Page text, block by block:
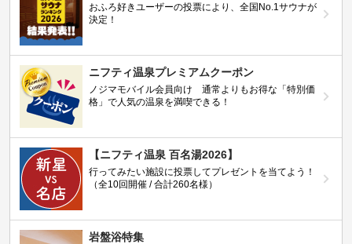
おふろ好きユーザーの投票により、全国No.1サウナが
決定！
ニフティ温泉プレミアムクーポン
ノジマモバイル会員向け 通常よりもお得な「特別価
格」で人気の温泉を満喫できる！
【ニフティ温泉 百名湯2026】
行ってみたい施設に投票してプレゼントを当てよう！
（全10回開催 / 合計260名様）
岩盤浴特集